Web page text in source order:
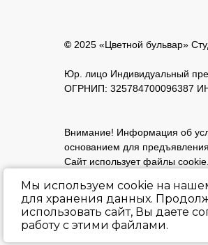
Мы используем cookie на
для хранения данных.
использовать сайт, Вы даете
работу с этими файлами.
Аниматор Бэтмен
Что включает
в играх, конкурсах,
интерактивные игры или
активные конкурсы и
дружелюбное общение и
Мы создаём праздники, где
© 2025 «Цветной бульвар»
Юр. лицо Индивидуальный
ОГРНИП: 325784700096387
Внимание! Информация об
основанием для
Сайт использует файлы
Все права защищены
Нажимая кнопку
Политика в отношении
Пользовательское соглашение